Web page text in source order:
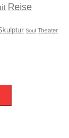
Reise
Soul Theater